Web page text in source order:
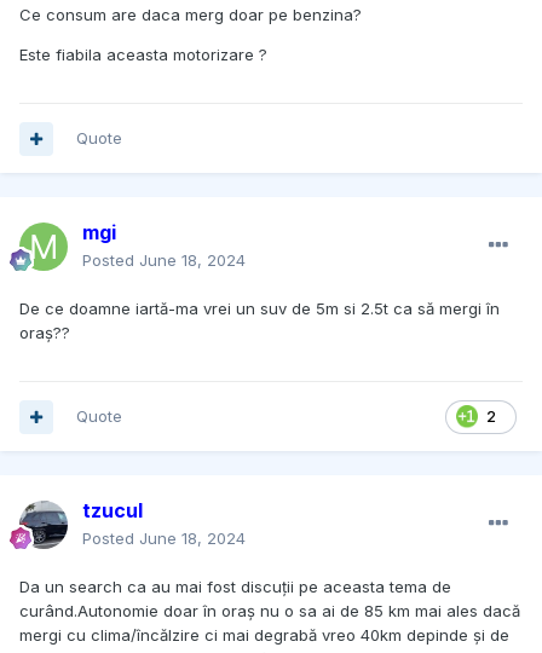
Ce consum are daca merg doar pe benzina?
Este fiabila aceasta motorizare ?
Quote
mgi
Posted June 18, 2024
De ce doamne iartă-ma vrei un suv de 5m si 2.5t ca să mergi în
oraș??
2
Quote
tzucul
Posted June 18, 2024
Da un search ca au mai fost discuții pe aceasta tema de
curând.Autonomie doar în oraș nu o sa ai de 85 km mai ales dacă
mergi cu clima/încălzire ci mai degrabă vreo 40km depinde și de